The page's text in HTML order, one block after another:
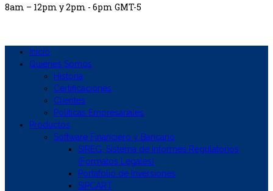
8am – 12pm y 2pm - 6pm GMT-5
Inicio
Quiénes Somos
Historia
Certificaciones
Clientes
Políticas Empresariales
Productos
Software Financiero y Bancario
SIREG, Sistema de Informes Regulatorios
(Formatos Legales)
Portafolio de Inversiones
SIPCART